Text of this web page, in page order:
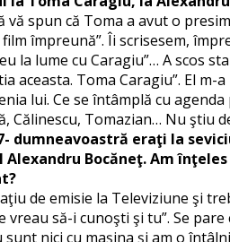
vă spun că Toma a avut o
împreună”. Îi scrisesem,
la lume cu Caragiu”… A scos
aceasta. Toma Caragiu”. El
lui. Ce se întâmplă cu
Călinescu, Tomazian… Nu ştiu
dumneavoastră eraţi la
Bocăneţ. Am
de emisie la Televiziune şi
vreau să-i cunoşti şi tu”. Se
nici cu maşina şi am o